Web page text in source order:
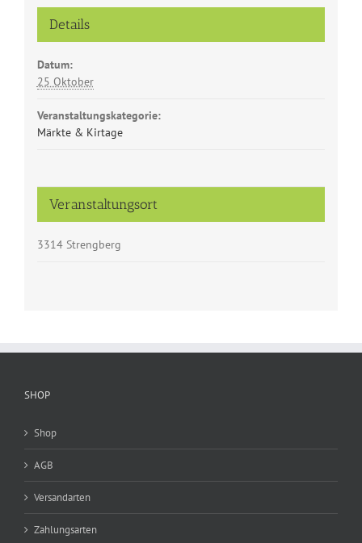
Details
Datum:
25 Oktober
Veranstaltungskategorie:
Märkte & Kirtage
Veranstaltungsort
3314 Strengberg
SHOP
Shop
AGB
Versandarten
Zahlungsarten